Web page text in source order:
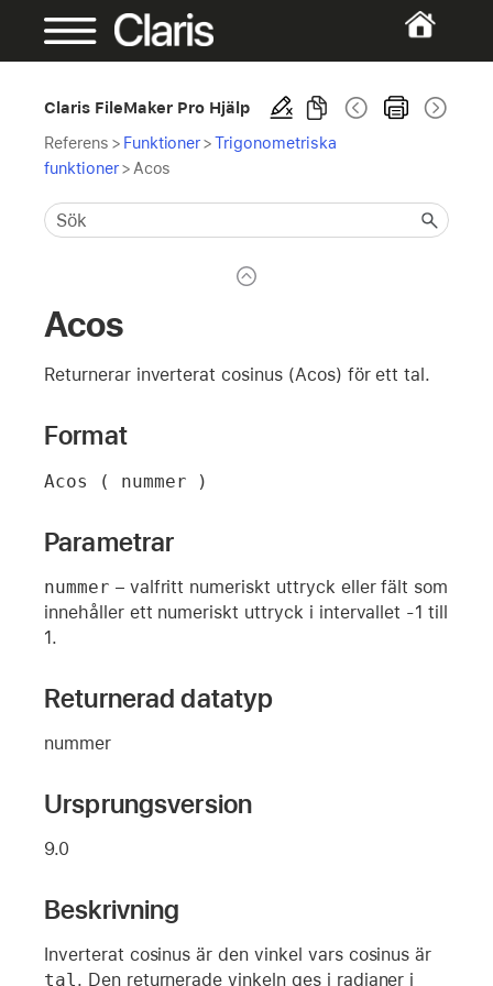
Claris FileMaker Pro Hjälp
Referens > Funktioner>Trigonometriska
funktioner> Acos
Acos
Returnerar inverterat cosinus (Acos) för ett tal.
Format
Acos ( nummer )
Parametrar
nummer – valfritt numeriskt uttryck eller fält som
innehåller ett numeriskt uttryck i intervallet -1 till
1.
Returnerad datatyp
nummer
Ursprungsversion
9.0
Beskrivning
Inverterat cosinus är den vinkel vars cosinus är
tal. Den returnerade vinkeln ges i radianer i